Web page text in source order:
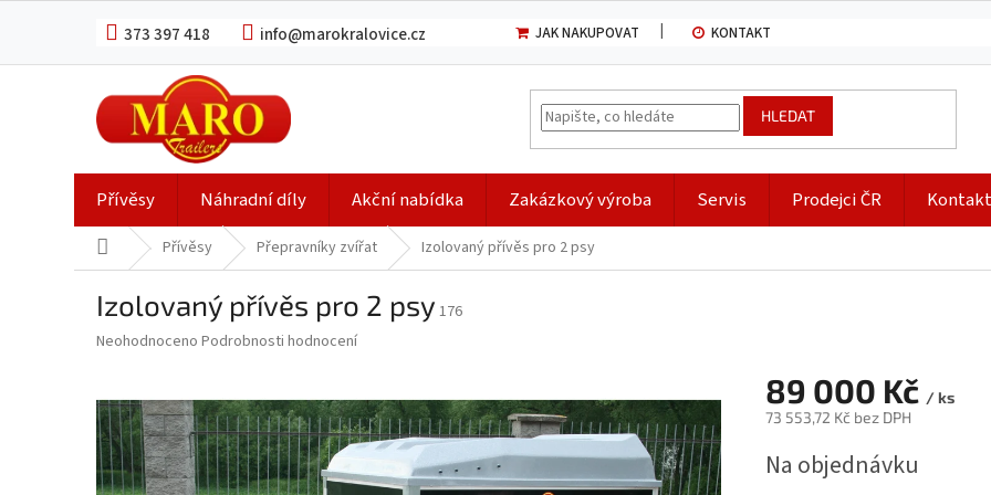
373 397 418 info@marokralovice.cz JAK NAKUPOVAT KONTAKT
HLEDAT
Přívěsy Náhradní díly Akční nabídka Zakázkový výroba Servis Prodejci ČR Kontakt
Domů Přívěsy Přepravníky zvířat Izolovaný přívěs pro 2 psy
Izolovaný přívěs pro 2 psy 176
Průměrné
je
0,0
z
5
hvězdiček.
Neohodnoceno Podrobnosti hodnocení
89 000 Kč / ks
73 553,72 Kč bez DPH
cena:
Na objednávku